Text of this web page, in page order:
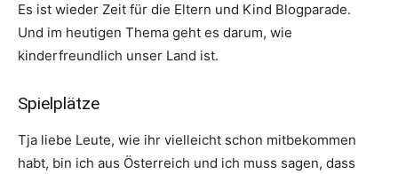
Es ist wieder Zeit für die Eltern und Kind Blogparade.
Und im heutigen Thema geht es darum, wie
kinderfreundlich unser Land ist.
Spielplätze
Tja liebe Leute, wie ihr vielleicht schon mitbekommen
habt, bin ich aus Österreich und ich muss sagen, dass